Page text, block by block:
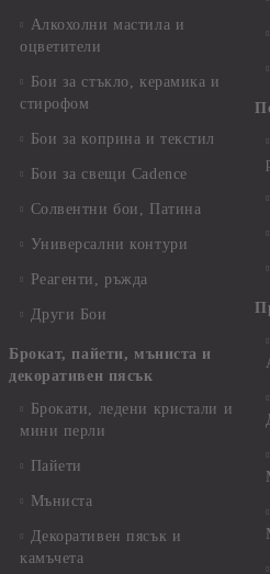
Алкохолни мастила и
оцветители
Бои за стъкло, керамика и
стирофом
Бои за коприна и текстил
Бои за свещи Cadence
Солвентни бои, Патина
Универсални контури
Реагенти, ръжда
Други Бои
Брокат, пайети, мъниста и
декоративен пясък
Брокати, ледени кристали и
мини перли
Пайети
Мъниста
Декоративен пясък и
камъчета